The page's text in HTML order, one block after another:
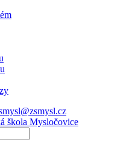
škola Mysločovice